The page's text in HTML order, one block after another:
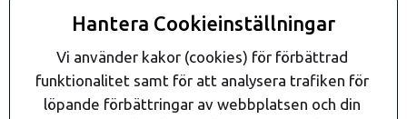
Kontakta oss
Kontakt
Hantera Cookieinställningar
Vi använder kakor (cookies) för förbättrad
funktionalitet samt för att analysera trafiken för
löpande förbättringar av webbplatsen och din